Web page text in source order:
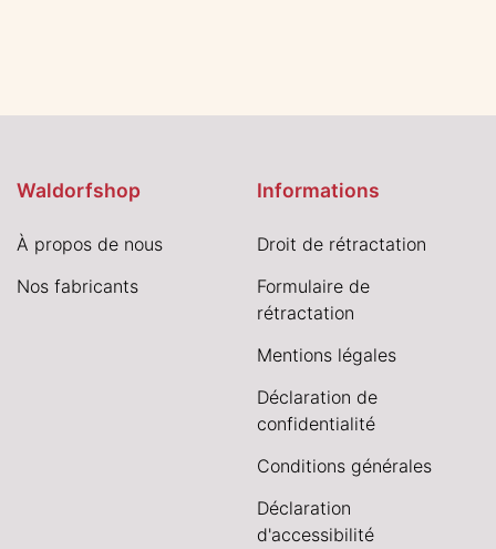
Waldorfshop
À propos de nous
Nos fabricants
Informations
Droit de rétractation
Formulaire de
rétractation
Mentions légales
Déclaration de
confidentialité
Conditions générales
Déclaration
d'accessibilité